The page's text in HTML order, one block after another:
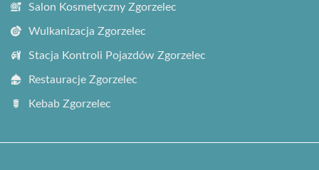
Salon Kosmetyczny Zgorzelec
Wulkanizacja Zgorzelec
Stacja Kontroli Pojazdów Zgorzelec
Restauracje Zgorzelec
Kebab Zgorzelec